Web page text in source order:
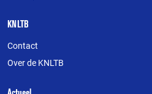
KNLTB
Contact
Over de KNLTB